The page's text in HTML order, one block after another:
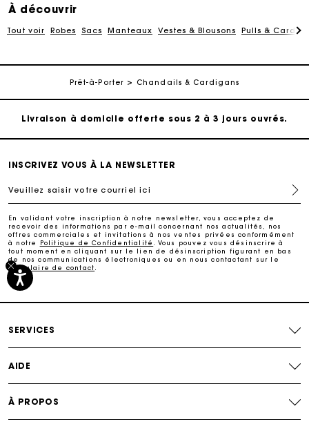
À découvrir
Tout voir Robes Sacs Manteaux Vestes & Blousons Pulls &
Prêt-à-Porter Chandails & Cardigans
Suivi de commande
Livraison à domicile offerte sous 2 à 3 jours ouvrés.
Suivi de commande
Livraison à domicile offerte sous 2 à 3 jours ouvrés.
INSCRIVEZ VOUS À LA NEWSLETTER
Veuillez saisir votre courriel ici
En validant votre inscription à notre newsletter, vous acceptez de
recevoir des informations par e-mail concernant nos actualités, nos
offres commerciales et invitations à nos ventes privées conformément
à notre
Politique de Confidentialité
. Vous pouvez vous désinscrire à
tout moment en cliquant sur le lien de désinscription figurant en bas
de nos communications électroniques ou en nous contactant sur le
formulaire de contact
SERVICES
AIDE
À PROPOS